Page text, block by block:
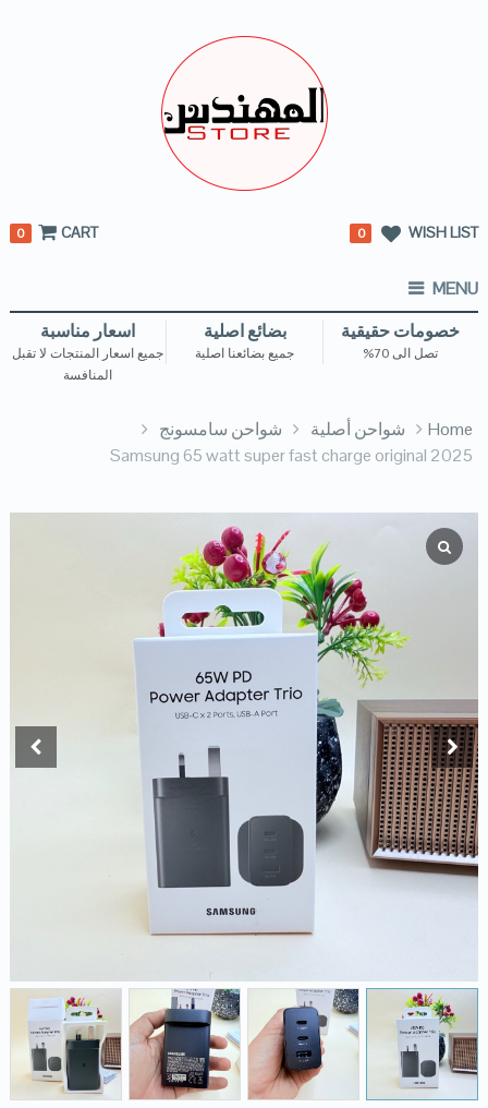
WISH LIST
0
CART
0
MENU
خصومات حقيقية
تصل الى 70%
بضائع اصلية
جميع بضائعنا اصلية
اسعار مناسبة
جميع اسعار المنتجات لا تقبل
المنافسة
Home شواحن أصلية
شواحن سامسونج
Samsung 65 watt super fast charge original 2025